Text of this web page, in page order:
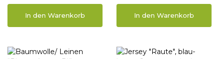
In den Warenkorb In den Warenkorb